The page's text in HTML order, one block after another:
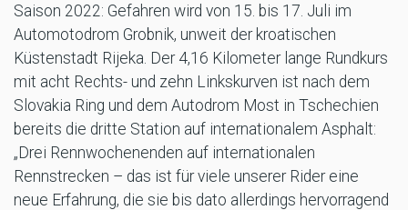
Saison 2022: Gefahren wird von 15. bis 17. Juli im
Automotodrom Grobnik, unweit der kroatischen
Küstenstadt Rijeka. Der 4,16 Kilometer lange Rundkurs
mit acht Rechts- und zehn Linkskurven ist nach dem
Slovakia Ring und dem Autodrom Most in Tschechien
bereits die dritte Station auf internationalem Asphalt:
„Drei Rennwochenenden auf internationalen
Rennstrecken – das ist für viele unserer Rider eine
neue Erfahrung, die sie bis dato allerdings hervorragend